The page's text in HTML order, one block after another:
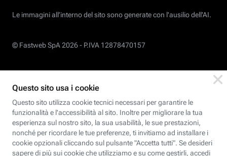
Le immagini all’interno del sito sono generate con l'ausilio dell'AI.
© Fastweb SpA 2026 - P.IVA 12878470157